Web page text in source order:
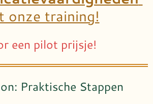
onze training!
een pilot prijsje!
Praktische Stappen